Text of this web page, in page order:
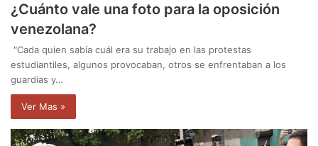
¿Cuánto vale una foto para la oposición
venezolana?
"Cada quien sabía cuál era su trabajo en las protestas
estudiantiles, algunos provocaban, otros se enfrentaban a los
guardias y…
Ver Mas »